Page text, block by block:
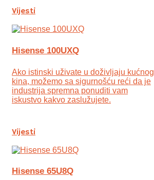
Vijesti
Hisense 100UXQ
Ako istinski uživate u doživljaju kućnog
kina, možemo sa sigurnošću reći da je
industrija spremna ponuditi vam
iskustvo kakvo zaslužujete.
Vijesti
Hisense 65U8Q